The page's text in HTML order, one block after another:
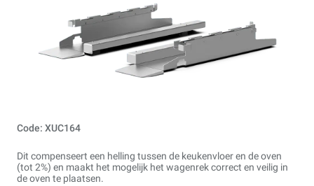
Code: XUC164
Dit compenseert een helling tussen de keukenvloer en de oven
(tot 2%) en maakt het mogelijk het wagenrek correct en veilig in
de oven te plaatsen.